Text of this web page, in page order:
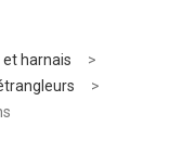
et harnais
>
>